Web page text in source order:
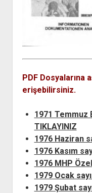
BARIŞ
DAVA
SOL
EMEK
ÜYE
PDF Dosyalarına
erişebilirsiniz.
1971 Temmuz
TIKLAYINIZ
1976 Haziran
1976 Kasım
1976 MHP
1979 Ocak
1979 Şubat